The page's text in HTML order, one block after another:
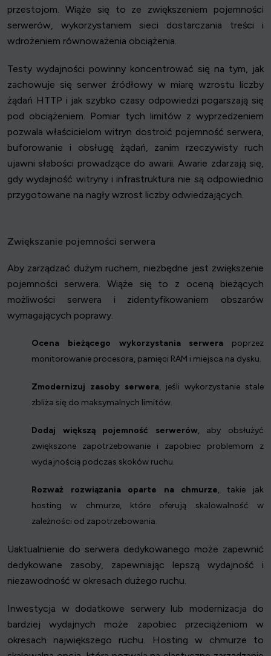
przestojom. Wiąże się to ze zwiększeniem pojemności
serwerów, wykorzystaniem sieci dostarczania treści i
wdrożeniem równoważenia obciążenia.
Testy wydajności powinny koncentrować się na tym, jak
zachowuje się serwer źródłowy w miarę wzrostu liczby
żądań HTTP i jak szybko czasy odpowiedzi pogarszają się
pod obciążeniem. Pomiar tych limitów z wyprzedzeniem
pozwala właścicielom witryn dostroić pojemność serwera,
buforowanie i obsługę żądań, zanim rzeczywisty ruch
ujawni słabości prowadzące do awarii. Awarie zdarzają się,
gdy wydajność witryny i infrastruktura nie są odpowiednio
przygotowane na nagły wzrost liczby odwiedzających.
Zwiększanie pojemności serwera
Aby zarządzać dużym ruchem, niezbędne jest zwiększenie
pojemności serwera. Wiąże się to z oceną bieżących
możliwości serwera i zidentyfikowaniem obszarów
wymagających poprawy.
Ocena bieżącego wykorzystania serwera poprzez
monitorowanie procesora, pamięci RAM i miejsca na dysku.
Zmodernizuj zasoby serwera, jeśli wykorzystanie stale
zbliża się do maksymalnych limitów.
Dodaj większą pojemność serwerów, aby obsłużyć
zwiększone zapotrzebowanie i zapobiec problemom z
wydajnością podczas skoków ruchu.
Rozważ rozwiązania oparte na chmurze, takie jak
hosting w chmurze, które oferują skalowalność w
zależności od zapotrzebowania.
Uaktualnienie do serwera dedykowanego może zapewnić
dedykowane zasoby, zapewniając lepszą wydajność i
niezawodność w okresach dużego ruchu.
Inwestycja w dodatkowe serwery lub modernizacja do
bardziej wydajnych może zapobiec przeciążeniom w
okresach największego ruchu. Hosting w chmurze to